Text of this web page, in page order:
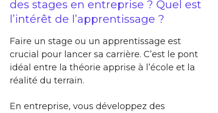
des stages en entreprise ? Quel est
l’intérêt de l’apprentissage ?
Faire un stage ou un apprentissage est
crucial pour lancer sa carrière. C’est le pont
idéal entre la théorie apprise à l’école et la
réalité du terrain.
En entreprise, vous développez des